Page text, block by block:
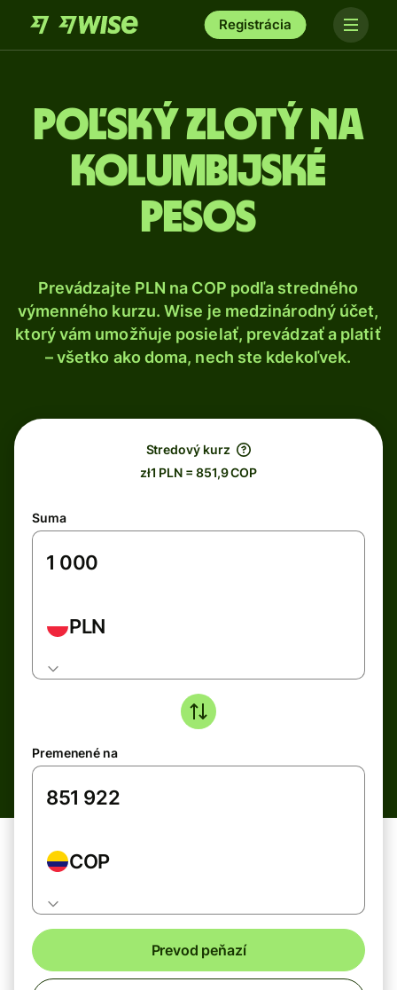
Registrácia
Poľský zlotý na
kolumbijské
pesos
Prevádzajte PLN na COP podľa stredného
výmenného kurzu. Wise je medzinárodný účet,
ktorý vám umožňuje posielať, prevádzať a platiť
– všetko ako doma, nech ste kdekoľvek.
Stredový kurz
zł1 PLN = 851,9 COP
Suma
PLN
Premenené na
COP
Prevod peňazí